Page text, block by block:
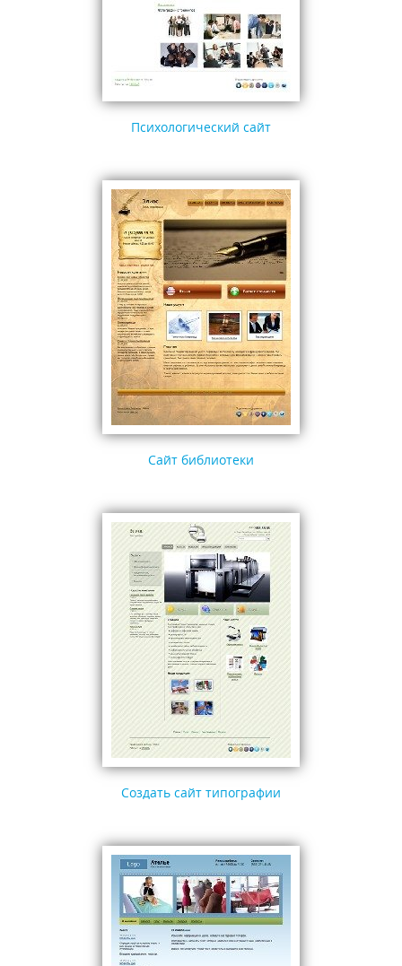
Психологический сайт
Сайт библиотеки
Создать сайт типографии